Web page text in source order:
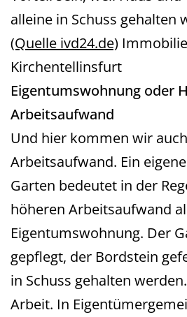
alleine in Schuss gehalten
(Quelle ivd24.de)
Kirchentellinsfurt
Eigentumswohnung oder
Arbeitsaufwand
Und hier kommen wir
Arbeitsaufwand. Ein
Garten bedeutet in der
höheren Arbeitsaufwand
Eigentumswohnung. Der
gepflegt, der Bordstein
in Schuss gehalten
Arbeit. In